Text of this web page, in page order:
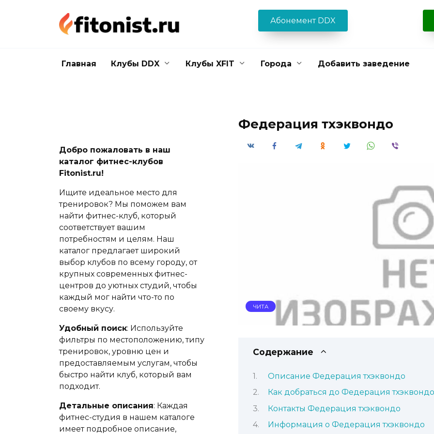
Абонемент DDX
Главная Клубы DDX Клубы XFIT Города Добавить заведение
Федерация тхэквондо
ЧИТА
Содержание
Описание Федерация тхэквондо
Как добраться до Федерация
Контакты Федерация тхэквондо
Информация о Федерация тхэквондо
Добро пожаловать в наш
каталог фитнес-клубов
Fitonist.ru!
Ищите идеальное место для
тренировок? Мы поможем вам
найти фитнес-клуб, который
соответствует вашим
потребностям и целям. Наш
каталог предлагает широкий
выбор клубов по всему городу, от
крупных современных фитнес-
центров до уютных студий, чтобы
каждый мог найти что-то по
своему вкусу.
Удобный поиск: Используйте
фильтры по местоположению, типу
тренировок, уровню цен и
предоставляемым услугам, чтобы
быстро найти клуб, который вам
подходит.
Детальные описания: Каждая
фитнес-студия в нашем каталоге
имеет подробное описание,